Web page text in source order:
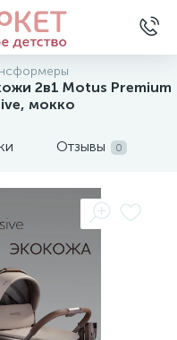
2в1 Motus Premium
мокко
Отзывы 0